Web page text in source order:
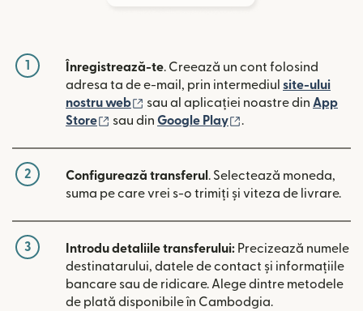
1 Înregistrează-te. Creează un cont folosind
adresa ta de e-mail, prin intermediul site-ului
nostru web
(se deschide într-o fereastră nouă)
sau al aplicației noastre din App
Store
(se deschide într-o fereastră nouă)
sau din Google Play .
2 Configurează transferul . Selectează moneda,
suma pe care vrei s-o trimiți și viteza de livrare.
3 Introdu detaliile transferului: Precizează numele
destinatarului, datele de contact și informațiile
bancare sau de ridicare. Alege dintre metodele
de plată disponibile în Cambodgia.